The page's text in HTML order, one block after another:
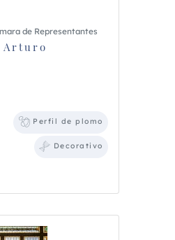
de Representantes
Arturo
Perfil de plomo
Decorativo